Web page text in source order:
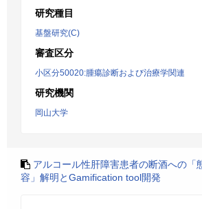
研究種目
基盤研究(C)
審査区分
小区分50020:腫瘍診断および治療学関連
研究機関
岡山大学
アルコール性肝障害患者の断酒への「
容」解明とGamification tool開発